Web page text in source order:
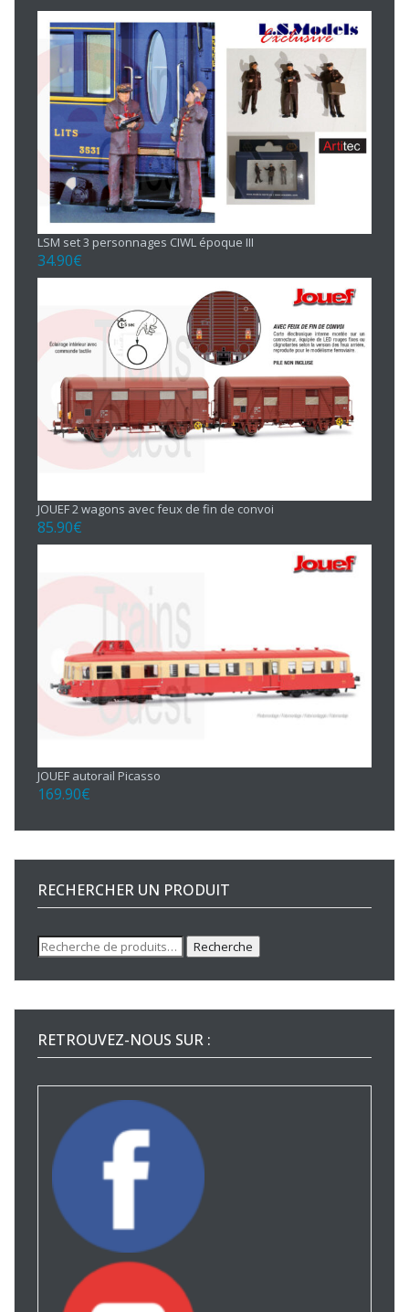
LSM set 3 personnages CIWL époque III
34.90€
JOUEF 2 wagons avec feux de fin de convoi
85.90€
JOUEF autorail Picasso
169.90€
RECHERCHER UN PRODUIT
Recherche
pour :
Recherche
RETROUVEZ-NOUS SUR :